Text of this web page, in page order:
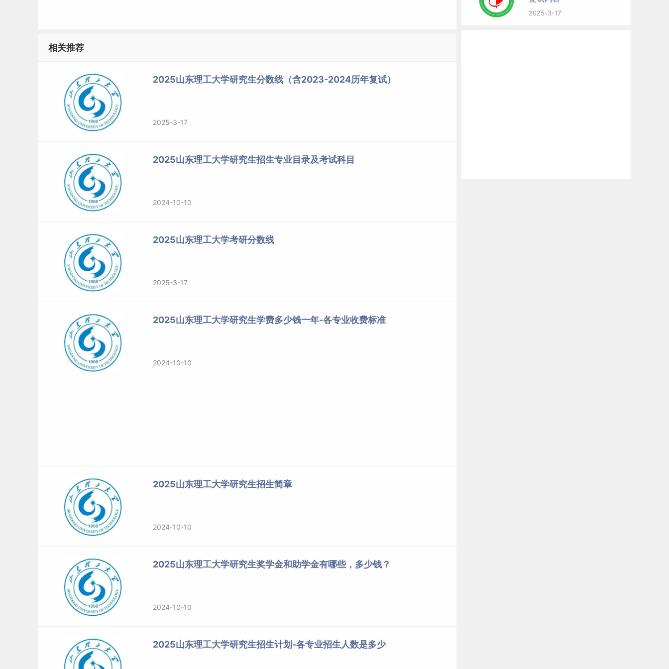
标签：山东理工大学
相关推荐
2025山东理工大学研究生分数线（含2023-2024历年复试）
2025-3-17
2025山东理工大学研究生招生专业目录及考试科目
2024-10-10
2025山东理工大学考研分数线
2025-3-17
2025山东理工大学研究生学费多少钱一年-各专业收费标准
2024-10-10
2025山东理工大学研究生招生简章
2024-10-10
2025山东理工大学研究生奖学金和助学金有哪些，多少钱？
2024-10-10
2025山东理工大学研究生招生计划-各专业招生人数是多少
2025-3-17